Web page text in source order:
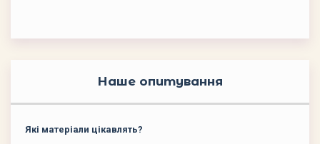
Наше опитування
Які матеріали цікавлять?